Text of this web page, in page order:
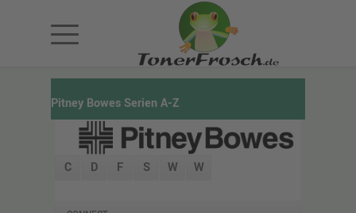
Pitney Bowes Serien A-Z
C D F S W W